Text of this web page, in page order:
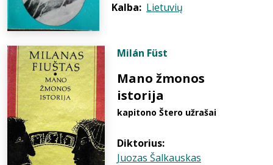
Kalba: Lietuvių
Milán Füst
Mano žmonos
istorija
kapitono Štero užrašai
Diktorius:
Juozas Šalkauskas